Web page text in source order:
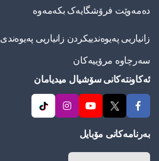
دەمەوێت فرۆشگایەک بکەمەوە
زانیاریی په‌یوه‌ندییكردن زانیاریی په‌یوه‌ندی
سەرچاوە مرۆییەکان
ئەکاونتەکانی سۆشیال میدیامان
بەرنامەکانی مۆبایل